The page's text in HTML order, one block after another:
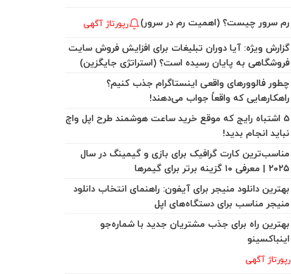
رم سرور چیست؟ (اهمیت رم در سرور) رپورتاژ آگهی
گزارش ویژه: آیا دوران تبلیغات برای افزایش فروش سایت
فروشگاهی به پایان رسیده است؟ (استراتژی جایگزین)
چطور فالوورهای واقعی اینستاگرام جذب کنیم؟
راهکارهایی که واقعاً جواب می‌دهند!
5 اشتباه رایج که موقع خرید ساعت هوشمند طرح اپل واچ
نباید انجام بدید!
مناسب‌ترین کارت گرافیک برای بازی و گیمینگ در سال
۲۰۲۵ | معرفی ۱۰ گزینه برتر برای گیمرها
بهترین دانلود منیجر برای آیفون: راهنمای انتخاب دانلود
منیجر مناسب برای دستگاه‌های اپل
بهترین راه برای جذب مشتریان جدید با شماره‌جو
اینباکسینو
رپورتاژ آگهی